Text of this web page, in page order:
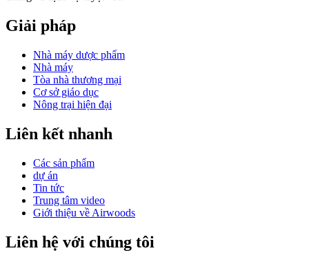
Giải pháp
Nhà máy dược phẩm
Nhà máy
Tòa nhà thương mại
Cơ sở giáo dục
Nông trại hiện đại
Liên kết nhanh
Các sản phẩm
dự án
Tin tức
Trung tâm video
Giới thiệu về Airwoods
Liên hệ với chúng tôi